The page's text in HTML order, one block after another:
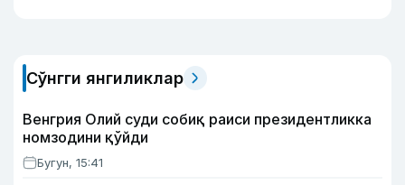
Сўнгги янгиликлар
Венгрия Олий суди собиқ раиси президентликка
номзодини қўйди
Бугун, 15:41